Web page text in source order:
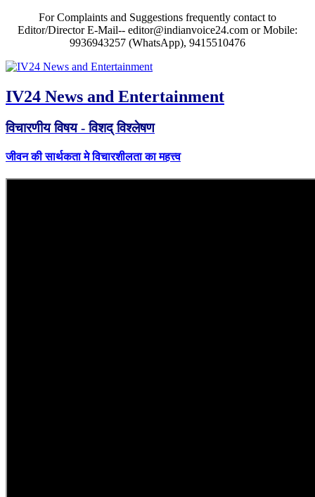
For Complaints and Suggestions frequently contact to
Editor/Director E-Mail-- editor@indianvoice24.com or Mobile:
9936943257 (WhatsApp), 9415510476
IV24 News and Entertainment
विचारणीय विषय - विशद् विश्लेषण
जीवन की सार्थकता मे विचारशीलता का महत्त्व